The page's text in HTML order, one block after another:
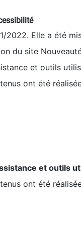
2022. Elle a été
du site
et outils
ont été
et outils
ont été